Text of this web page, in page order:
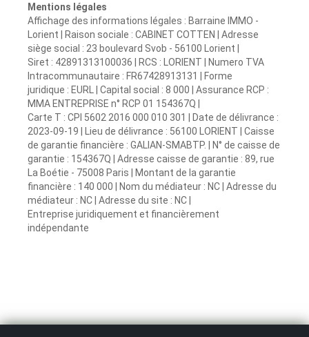
Mentions légales
Affichage des informations légales : Barraine IMMO -
Lorient | Raison sociale : CABINET COTTEN | Adresse
siège social : 23 boulevard Svob - 56100 Lorient |
Siret : 42891313100036 | RCS : LORIENT | Numero TVA
Intracommunautaire : FR67428913131 | Forme
juridique : EURL | Capital social : 8 000 | Assurance RCP :
MMA ENTREPRISE n° RCP 01 154367Q |
Carte T : CPI 5602 2016 000 010 301 | Date de délivrance :
2023-09-19 | Lieu de délivrance : 56100 LORIENT | Caisse
de garantie financière : GALIAN-SMABTP. | N° de caisse de
garantie : 154367Q | Adresse caisse de garantie : 89, rue
La Boétie - 75008 Paris | Montant de la garantie
financière : 140 000 | Nom du médiateur : NC | Adresse du
médiateur : NC | Adresse du site : NC |
Entreprise juridiquement et financièrement
indépendante